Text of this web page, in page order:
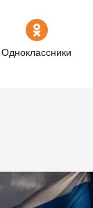
Одноклассники